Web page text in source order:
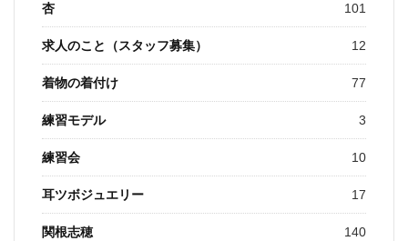
杏 101
求人のこと（スタッフ募集） 12
着物の着付け 77
練習モデル 3
練習会 10
耳ツボジュエリー 17
関根志穂 140